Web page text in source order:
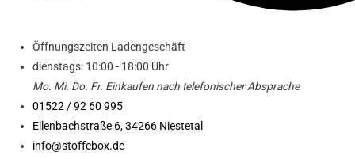
Öffnungszeiten Ladengeschäft
dienstags: 10:00 - 18:00 Uhr
Mo. Mi. Do. Fr. Einkaufen nach telefonischer Absprache
01522 / 92 60 995
Ellenbachstraße 6, 34266 Niestetal
info@stoffebox.de